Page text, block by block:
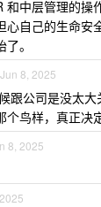
和中层管理的操
心自己的生命安
。
Jun 8, 2025
跟公司是没太大
个鸟样，真正决
8, 2025